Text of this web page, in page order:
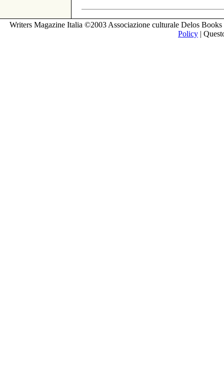
Writers Magazine Italia ©2003 Associazione culturale Delos
Policy |